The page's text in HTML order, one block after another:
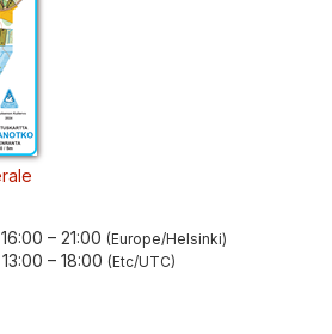
– 21:00 Europe/Helsinki
– 18:00 Etc/UTC